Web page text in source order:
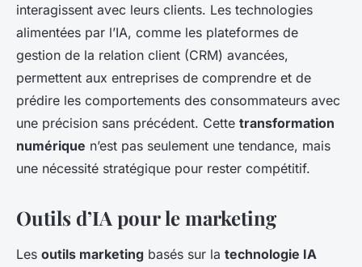
interagissent avec leurs clients. Les technologies
alimentées par l’IA, comme les plateformes de
gestion de la relation client (CRM) avancées,
permettent aux entreprises de comprendre et de
prédire les comportements des consommateurs avec
une précision sans précédent. Cette transformation
numérique n’est pas seulement une tendance, mais
une nécessité stratégique pour rester compétitif.
Outils d’IA pour le marketing
Les outils marketing basés sur la technologie IA